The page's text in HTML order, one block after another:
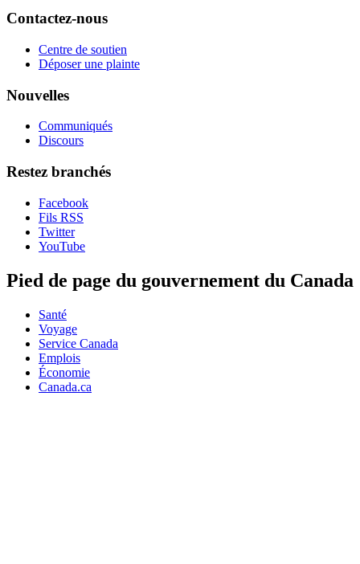
Contactez-nous
Centre de soutien
Déposer une plainte
Nouvelles
Communiqués
Discours
Restez branchés
Facebook
Fils RSS
Twitter
YouTube
Pied de page du gouvernement du Canada
Santé
Voyage
Service Canada
Emplois
Économie
Canada.ca